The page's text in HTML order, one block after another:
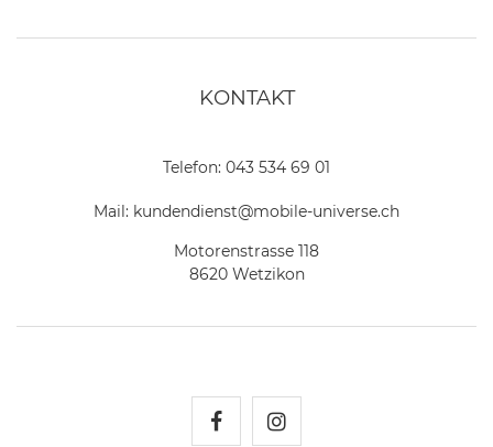
KONTAKT
Telefon: 043 534 69 01
Mail: kundendienst@mobile-universe.ch
Motorenstrasse 118
8620 Wetzikon